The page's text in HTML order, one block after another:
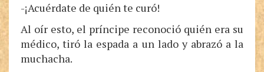
-¡Acuérdate de quién te curó!
Al oír esto, el príncipe reconoció quién era su
médico, tiró la espada a un lado y abrazó a la
muchacha.